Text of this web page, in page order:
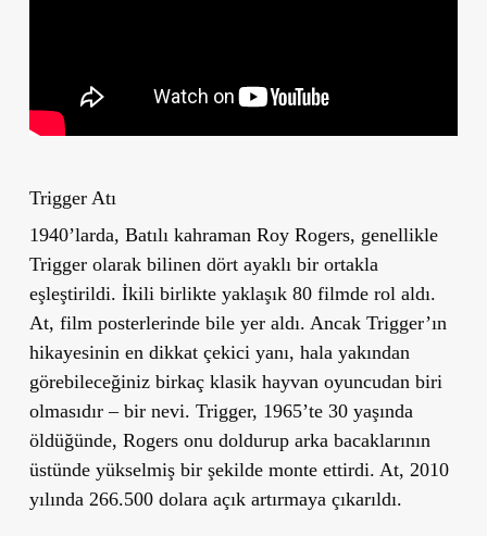
Trigger Atı
1940’larda, Batılı kahraman Roy Rogers, genellikle
Trigger olarak bilinen dört ayaklı bir ortakla
eşleştirildi. İkili birlikte yaklaşık 80 filmde rol aldı.
At, film posterlerinde bile yer aldı. Ancak Trigger’ın
hikayesinin en dikkat çekici yanı, hala yakından
görebileceğiniz birkaç klasik hayvan oyuncudan biri
olmasıdır – bir nevi. Trigger, 1965’te 30 yaşında
öldüğünde, Rogers onu doldurup arka bacaklarının
üstünde yükselmiş bir şekilde monte ettirdi. At, 2010
yılında 266.500 dolara açık artırmaya çıkarıldı.